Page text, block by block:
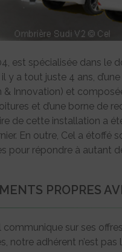
est spécialisée dans le
y a tout juste 4 ans,
& Innovation) et
et d’une borne de
de cette installation a
En outre, Cel a
pour répondre à autant
PROPRES
communique sur ses
notre adhérent n’est